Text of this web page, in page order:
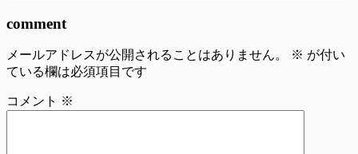
comment
メールアドレスが公開されることはありません。 ※ が付い
ている欄は必須項目です
コメント ※